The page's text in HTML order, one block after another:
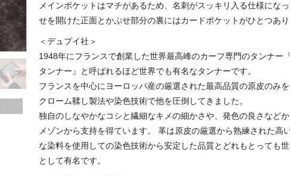
メインポケットはマチがあるため、名刺がスッキリ入る仕様にな
せを開けた正面とかぶせ部分の裏にはカードポケットがひとつあり
＜デュプイ社＞
1948年にフランスで創業した世界最高峰のカーフ専門のタンナー
タンナー』と呼ばれるほど世界でも有名なタンナーです。
フランスを中心にヨーロッパ産の厳選された最高品質の原皮のみ
クローム鞣し製法や染色技術で他を圧倒してきました。
独自のしなやかなコシと繊細なキメの細かさや、発色の良さなど
メゾンから支持を得ています。 革は原皮の厳選から熟練された高
な染料を使用しての染色技術から安定した品質とどれもとっても
として有名です。